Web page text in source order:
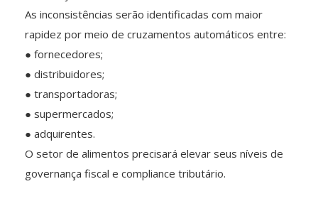
As inconsistências serão identificadas com maior
rapidez por meio de cruzamentos automáticos entre:
● fornecedores;
● distribuidores;
● transportadoras;
● supermercados;
● adquirentes.
O setor de alimentos precisará elevar seus níveis de
governança fiscal e compliance tributário.